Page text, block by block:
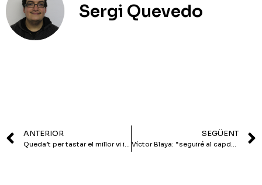
Sergi Quevedo
ANTERIOR SEGÜENT